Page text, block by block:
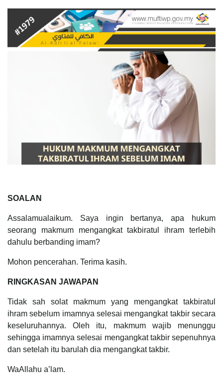
SOALAN
Assalamualaikum. Saya ingin bertanya, apa hukum
seorang makmum mengangkat takbiratul ihram terlebih
dahulu berbanding imam?
Mohon pencerahan. Terima kasih.
RINGKASAN JAWAPAN
Tidak sah solat makmum yang mengangkat takbiratul
ihram sebelum imamnya selesai mengangkat takbir secara
keseluruhannya. Oleh itu, makmum wajib menunggu
sehingga imamnya selesai mengangkat takbir sepenuhnya
dan setelah itu barulah dia mengangkat takbir.
WaAllahu a’lam.